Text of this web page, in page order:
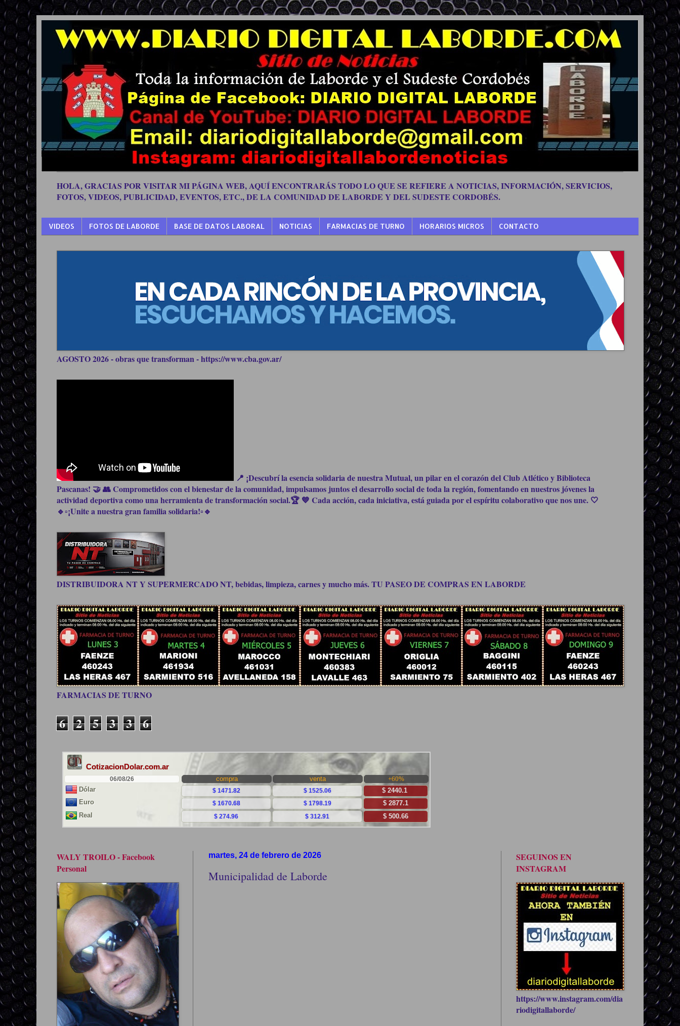
HOLA, GRACIAS POR VISITAR MI PÁGINA WEB, AQUÍ ENCONTRARÁS TODO LO QUE SE REFIERE A NOTICIAS, INFORMACIÓN, SERVICIOS,
FOTOS, VIDEOS, PUBLICIDAD, EVENTOS, ETC., DE LA COMUNIDAD DE LABORDE Y DEL SUDESTE CORDOBÉS.
VIDEOS FOTOS DE LABORDE BASE DE DATOS LABORAL NOTICIAS FARMACIAS DE TURNO HORARIOS MICROS CONTACTO
AGOSTO 2026 - obras que transforman - https://www.cba.gov.ar/
📍 ¡Descubrí la esencia solidaria de nuestra Mutual, un pilar en el corazón del Club Atlético y Biblioteca
Pascanas! 🤝 👥 Comprometidos con el bienestar de la comunidad, impulsamos juntos el desarrollo social de toda la región, fomentando en nuestros jóvenes la
actividad deportiva como una herramienta de transformación social.🏆 💙 Cada acción, cada iniciativa, está guiada por el espíritu colaborativo que nos une. 🤍
🔹▫️¡Unite a nuestra gran familia solidaria!▫️🔹
DISTRIBUIDORA NT Y SUPERMERCADO NT, bebidas, limpieza, carnes y mucho más. TU PASEO DE COMPRAS EN LABORDE
FARMACIAS DE TURNO
6 2 5 3 3 6
martes, 24 de febrero de 2026
Municipalidad de Laborde
WALY TROILO - Facebook
Personal
SEGUINOS EN
INSTAGRAM
https://www.instagram.com/dia
riodigitallaborde/